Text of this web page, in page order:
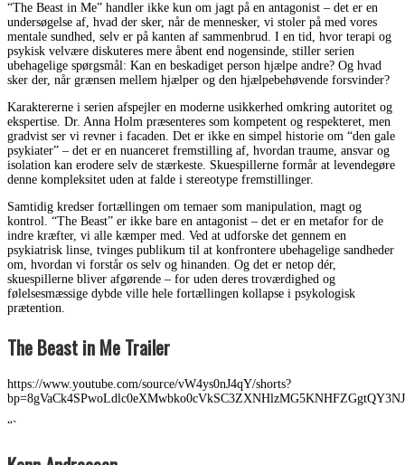
“The Beast in Me” handler ikke kun om jagt på en antagonist – det er en
undersøgelse af, hvad der sker, når de mennesker, vi stoler på med vores
mentale sundhed, selv er på kanten af sammenbrud. I en tid, hvor terapi og
psykisk velvære diskuteres mere åbent end nogensinde, stiller serien
ubehagelige spørgsmål: Kan en beskadiget person hjælpe andre? Og hvad
sker der, når grænsen mellem hjælper og den hjælpebehøvende forsvinder?
Karaktererne i serien afspejler en moderne usikkerhed omkring autoritet og
ekspertise. Dr. Anna Holm præsenteres som kompetent og respekteret, men
gradvist ser vi revner i facaden. Det er ikke en simpel historie om “den gale
psykiater” – det er en nuanceret fremstilling af, hvordan traume, ansvar og
isolation kan erodere selv de stærkeste. Skuespillerne formår at levendegøre
denne kompleksitet uden at falde i stereotype fremstillinger.
Samtidig kredser fortællingen om temaer som manipulation, magt og
kontrol. “The Beast” er ikke bare en antagonist – det er en metafor for de
indre kræfter, vi alle kæmper med. Ved at udforske det gennem en
psykiatrisk linse, tvinges publikum til at konfrontere ubehagelige sandheder
om, hvordan vi forstår os selv og hinanden. Og det er netop dér,
skuespillerne bliver afgørende – for uden deres troværdighed og
følelsesmæssige dybde ville hele fortællingen kollapse i psykologisk
prætention.
The Beast in Me Trailer
https://www.youtube.com/source/vW4ys0nJ4qY/shorts?
“`